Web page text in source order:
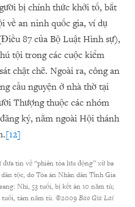
bị chính thức khởi tố, bắt
về an ninh quốc gia, ví dụ
87 của Bộ Luật Hình sự),
tội trong các cuộc kiểm
chặt chẽ. Ngoài ra, công an
cầu nguyện ở nhà thờ tại
Thượng thuộc các nhóm
ký, nằm ngoài Hội thánh
[12]
đưa tin về “phiên tòa lưu động” xử ba
tộc, do Tòa án Nhân dân Tỉnh Gia
Nhi, 53 tuổi, bị kết án 10 năm tù;
tuổi, tám năm tù. ©2009 Báo Gia Lai